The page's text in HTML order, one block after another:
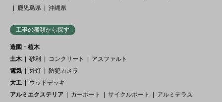
鹿児島県
沖縄県
工事の種類から探す
造園・植木
土木
砂利 コンクリート
アスファルト
電気
外灯
防犯カメラ
大工
ウッドデッキ
アルミエクステリア
カーポート サイクルポート
アルミテラス